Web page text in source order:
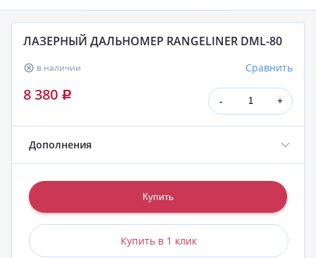
ЛАЗЕРНЫЙ ДАЛЬНОМЕР RANGELINER DML-80
в наличии Сравнить
- +
8 380 Р
Дополнения
Купить в 1 клик